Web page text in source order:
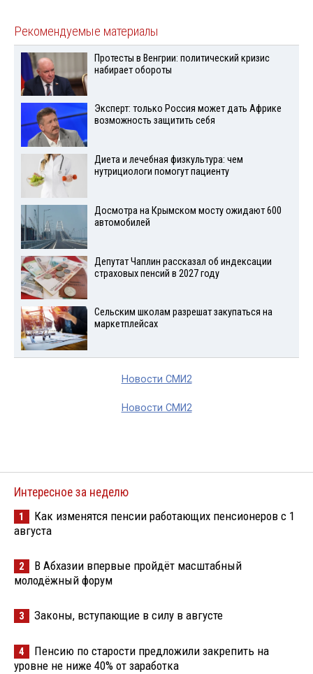
Рекомендуемые материалы
Протесты в Венгрии: политический кризис
набирает обороты
Эксперт: только Россия может дать Африке
возможность защитить себя
Диета и лечебная физкультура: чем
нутрициологи помогут пациенту
Досмотра на Крымском мосту ожидают 600
автомобилей
Депутат Чаплин рассказал об индексации
страховых пенсий в 2027 году
Сельским школам разрешат закупаться на
маркетплейсах
Новости СМИ2
Новости СМИ2
Интересное за неделю
1
Как изменятся пенсии работающих пенсионеров с 1
августа
2
В Абхазии впервые пройдёт масштабный
молодёжный форум
3 Законы, вступающие в силу в августе
4
Пенсию по старости предложили закрепить на
уровне не ниже 40% от заработка